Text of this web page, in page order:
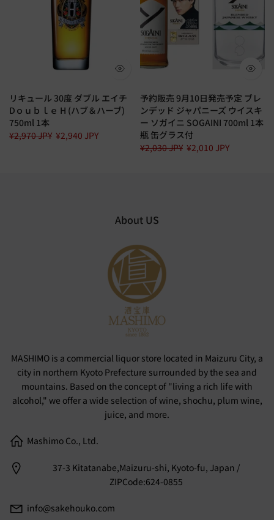
リキュール 30度 ダブル エイチ
Dｏｕｂｌｅ H (ハブ＆ハーブ)
750ml 1本
¥2,970 JPY ¥2,940 JPY
予約販売 9月10日発売予定 ブレ
ンデッド ジャパニーズ ウイスキ
ー ソガイニ SOGAINI 700ml 1本
瓶 缶グラス付
¥2,030 JPY ¥2,010 JPY
About US
MASHIMO is a commercial liquor store located in Maizuru City, a
city in northern Kyoto Prefecture surrounded by the sea and
mountains. Based on the concept of "living a rich life with
alcohol," we offer a wide selection of wine, shochu, plum wine,
juice, and more.
Mashimo Co., Ltd.
37-3 Kitatanabe,Maizuru-shi, Kyoto-fu, Japan /
ZIPCode:624-0855
info@sakehouko.com